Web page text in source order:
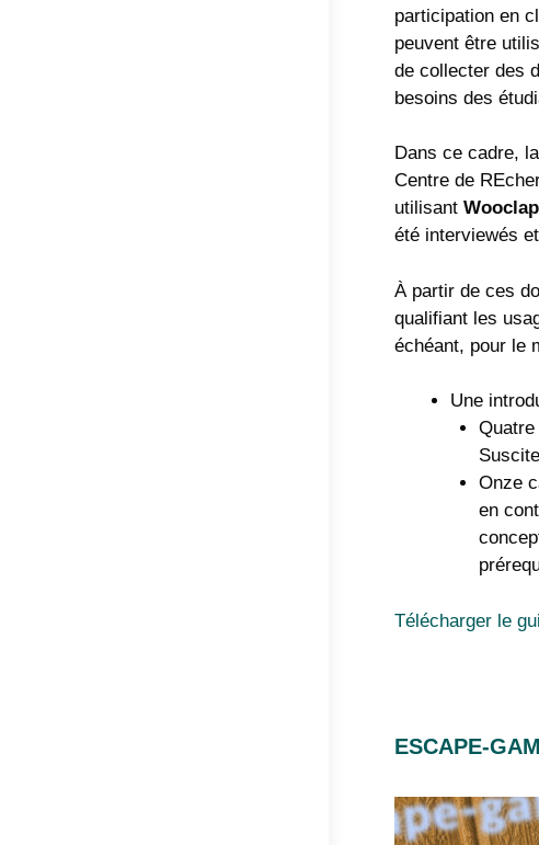
participation en
peuvent être
de collecter des
besoins des
Dans ce cadre,
Centre de
utilisant Wooclap
été interviewés
À partir de ces
qualifiant les
échéant, pour le
Une
Onze
en
Télécharger le
ESCAPE-